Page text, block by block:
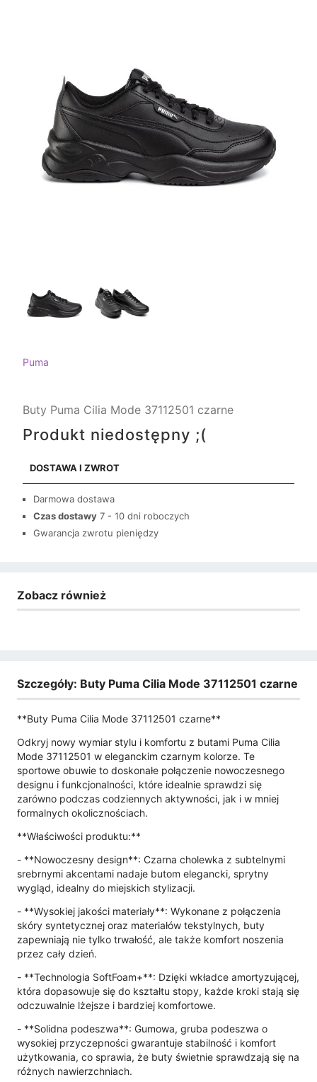
Puma
Buty Puma Cilia Mode 37112501 czarne
Produkt niedostępny ;(
DOSTAWA I ZWROT
Darmowa dostawa
Czas dostawy 7 - 10 dni roboczych
Gwarancja zwrotu pieniędzy
Zobacz również
Szczegóły: Buty Puma Cilia Mode 37112501 czarne
**Buty Puma Cilia Mode 37112501 czarne**
Odkryj nowy wymiar stylu i komfortu z butami Puma Cilia
Mode 37112501 w eleganckim czarnym kolorze. Te
sportowe obuwie to doskonałe połączenie nowoczesnego
designu i funkcjonalności, które idealnie sprawdzi się
zarówno podczas codziennych aktywności, jak i w mniej
formalnych okolicznościach.
**Właściwości produktu:**
- **Nowoczesny design**: Czarna cholewka z subtelnymi
srebrnymi akcentami nadaje butom elegancki, sprytny
wygląd, idealny do miejskich stylizacji.
- **Wysokiej jakości materiały**: Wykonane z połączenia
skóry syntetycznej oraz materiałów tekstylnych, buty
zapewniają nie tylko trwałość, ale także komfort noszenia
przez cały dzień.
- **Technologia SoftFoam+**: Dzięki wkładce amortyzującej,
która dopasowuje się do kształtu stopy, każde kroki stają się
odczuwalnie lżejsze i bardziej komfortowe.
- **Solidna podeszwa**: Gumowa, gruba podeszwa o
wysokiej przyczepności gwarantuje stabilność i komfort
użytkowania, co sprawia, że buty świetnie sprawdzają się na
różnych nawierzchniach.